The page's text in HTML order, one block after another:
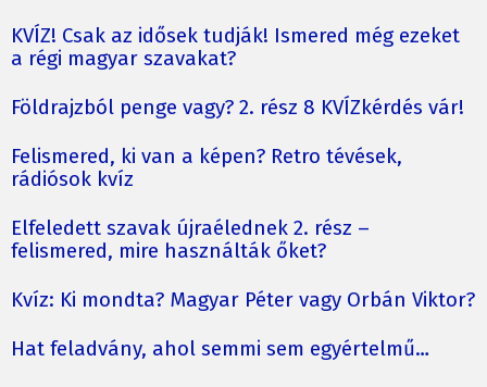
KVÍZ! Csak az idősek tudják! Ismered még ezeket
a régi magyar szavakat?
Földrajzból penge vagy? 2. rész 8 KVÍZkérdés vár!
Felismered, ki van a képen? Retro tévések,
rádiósok kvíz
Elfeledett szavak újraélednek 2. rész –
felismered, mire használták őket?
Kvíz: Ki mondta? Magyar Péter vagy Orbán Viktor?
Hat feladvány, ahol semmi sem egyértelmű…